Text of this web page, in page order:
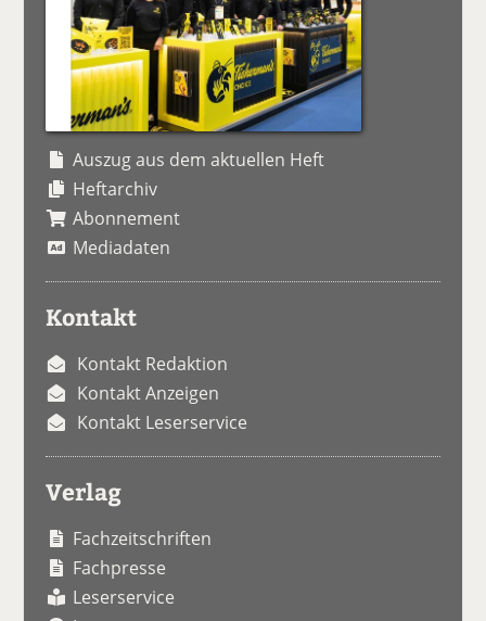
Auszug aus dem aktuellen Heft
Heftarchiv
Abonnement
Mediadaten
Kontakt
Kontakt Redaktion
Kontakt Anzeigen
Kontakt Leserservice
Verlag
Fachzeitschriften
Fachpresse
Leserservice